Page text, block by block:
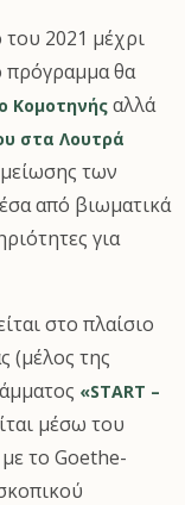
2021 μέχρι
πρόγραμμα θα
Κομοτηνής αλλά
στα Λουτρά
των
από βιωματικά
για
στο πλαίσιο
(μέλος της
«START –
μέσω του
το Goethe-